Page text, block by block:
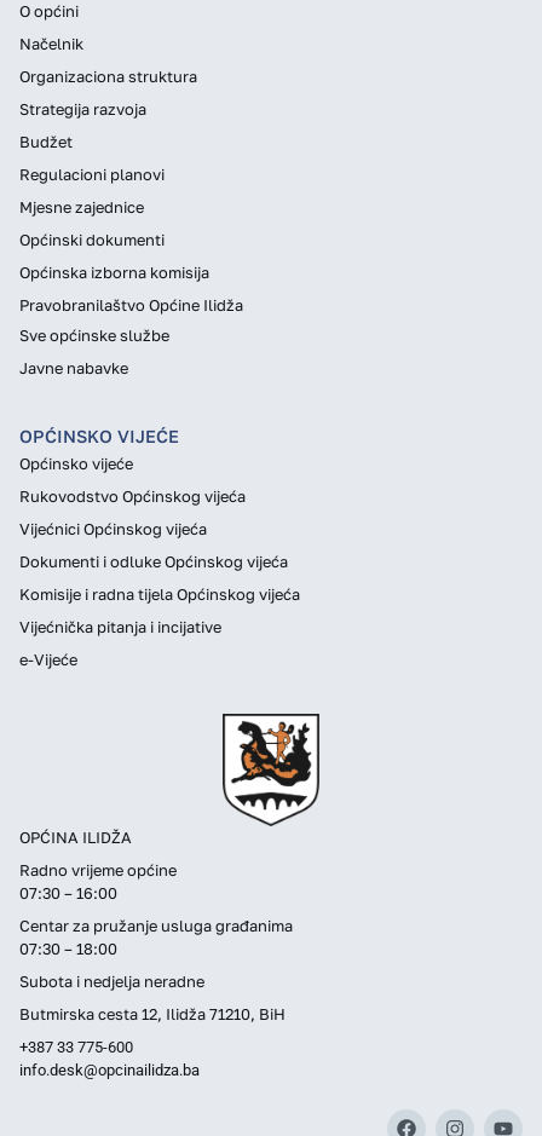
OPĆINA ILIDŽA
Radno vrijeme općine
07:30 – 16:00
Centar za pružanje usluga građanima
07:30 – 18:00
Subota i nedjelja neradne
Butmirska cesta 12, Ilidža 71210, BiH
+387 33 775-600
info.desk@opcinailidza.ba
O općini
Načelnik
Organizaciona struktura
Strategija razvoja
Budžet
Regulacioni planovi
Mjesne zajednice
Općinski dokumenti
Općinska izborna komisija
Pravobranilaštvo Općine Ilidža
Sve općinske službe
Javne nabavke
OPĆINSKO VIJEĆE
Općinsko vijeće
Rukovodstvo Općinskog vijeća
Vijećnici Općinskog vijeća
Dokumenti i odluke Općinskog vijeća
Komisije i radna tijela Općinskog vijeća
Vijećnička pitanja i incijative
e-Vijeće